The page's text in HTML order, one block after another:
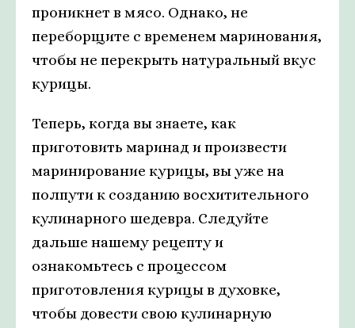
проникнет в мясо. Однако, не
переборщите с временем маринования,
чтобы не перекрыть натуральный вкус
курицы.
Теперь, когда вы знаете, как
приготовить маринад и произвести
маринирование курицы, вы уже на
полпути к созданию восхитительного
кулинарного шедевра. Следуйте
дальше нашему рецепту и
ознакомьтесь с процессом
приготовления курицы в духовке,
чтобы довести свою кулинарную